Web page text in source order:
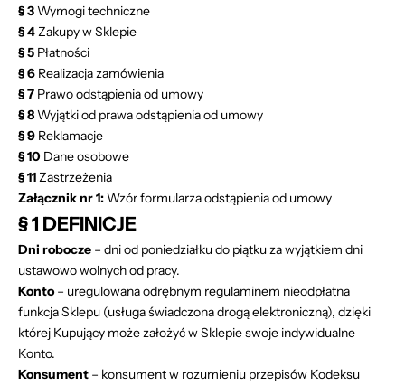
§ 3Wymogi techniczne
§ 4Zakupy w Sklepie
§ 5 Płatności
§ 6 Realizacja zamówienia
§ 7 Prawo odstąpienia od umowy
§ 8Wyjątki od prawa odstąpienia od umowy
§ 9 Reklamacje
§ 10 Dane osobowe
§ 11Zastrzeżenia
Załącznik nr 1:Wzór formularza odstąpienia od umowy
§ 1 DEFINICJE
Dni robocze – dni od poniedziałku do piątku za wyjątkiem dni
ustawowo wolnych od pracy.
Konto – uregulowana odrębnym regulaminem nieodpłatna
funkcja Sklepu (usługa świadczona drogą elektroniczną), dzięki
której Kupujący może założyć w Sklepie swoje indywidualne
Konto.
Konsument – konsument w rozumieniu przepisów Kodeksu